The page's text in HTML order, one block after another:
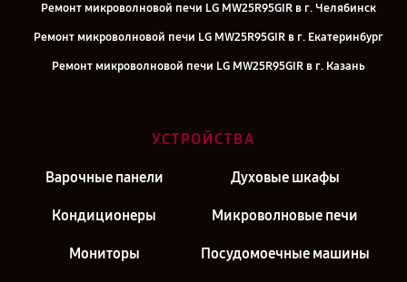
Ремонт микроволновой печи LG MW25R95GIR в г. Челябинск
Ремонт микроволновой печи LG MW25R95GIR в г. Екатеринбург
Ремонт микроволновой печи LG MW25R95GIR в г. Казань
УСТРОЙСТВА
Варочные панели Духовые шкафы
Кондиционеры Микроволновые печи
Мониторы Посудомоечные машины